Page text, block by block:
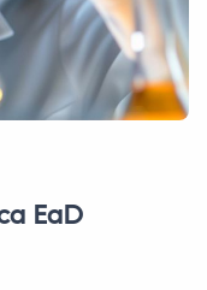
EaD